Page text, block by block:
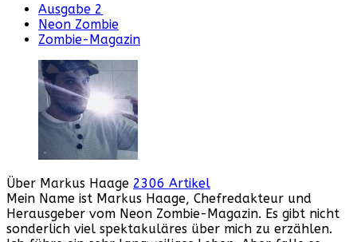
Ausgabe 2
Neon Zombie
Zombie-Magazin
Über Markus Haage 2306 Artikel
Mein Name ist Markus Haage, Chefredakteur und
Herausgeber vom Neon Zombie-Magazin. Es gibt nicht
sonderlich viel spektakuläres über mich zu erzählen.